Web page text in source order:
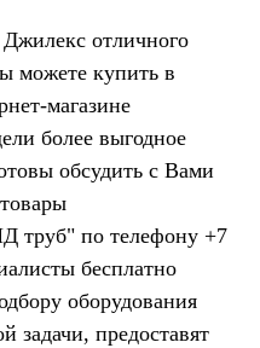
отличного
можете купить в
магазине
более выгодное
обсудить с Вами
труб" по телефону +7
бесплатно
оборудования
задачи, предоставят